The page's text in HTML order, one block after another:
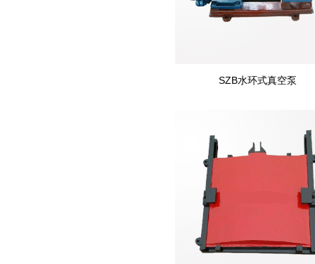
SZB水环式真空泵